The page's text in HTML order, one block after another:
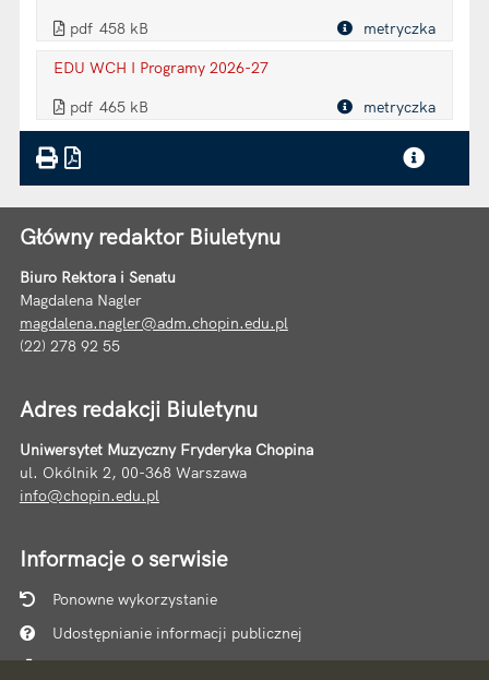
pdf 458 kB
metryczka
EDU WCH I Programy 2026-27
pdf 465 kB metryczka
Główny redaktor Biuletynu
Biuro Rektora i Senatu
Magdalena Nagler
magdalena.nagler@adm.chopin.edu.pl
(22) 278 92 55
Adres redakcji Biuletynu
Uniwersytet Muzyczny Fryderyka Chopina
ul. Okólnik 2, 00-368 Warszawa
info@chopin.edu.pl
Informacje o serwisie
Ponowne wykorzystanie
Udostępnianie informacji publicznej
Mapa serwisu